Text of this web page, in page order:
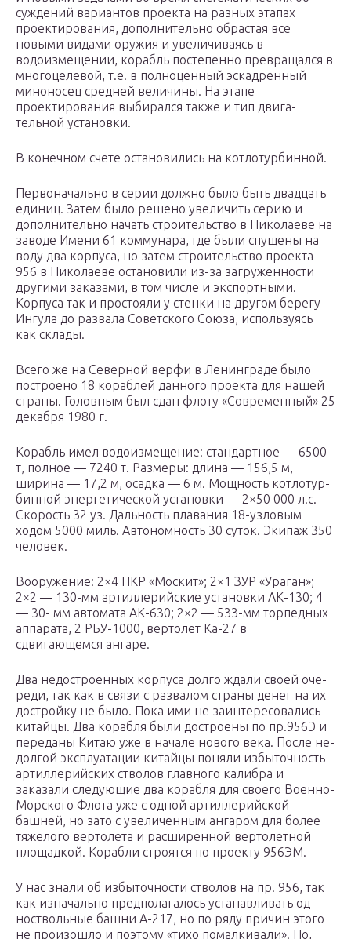
суждений вариантов проекта на разных этапах
проек­тирования, дополнительно обрастая все
новыми вида­ми оружия и увеличиваясь в
водоизмещении, корабль постепенно превращался в
многоцелевой, т.е. в полно­ценный эскадренный
миноносец средней величины. На этапе
проектирования выбирался также и тип двига­
тельной установки.
В конечном счете остановились на котлотурбинной.
Первоначально в серии должно было быть двадцать
единиц. Затем было решено увеличить серию и
допол­нительно начать строительство в Николаеве на
заводе Имени 61 коммунара, где были спущены на
воду два корпуса, но затем строительство проекта
956 в Николаеве остановили из-за загруженности
другими зака­зами, в том числе и экспортными.
Корпуса так и про­стояли у стенки на другом берегу
Ингула до развала Советского Союза, используясь
как склады.
Всего же на Северной верфи в Ленинграде было
построено 18 кораблей данного проекта для нашей
страны. Головным был сдан флоту «Современный» 25
декабря 1980 г.
Корабль имел водоизмещение: стандартное — 6500
т, полное — 7240 т. Размеры: длина — 156,5 м,
ширина — 17,2 м, осадка — 6 м. Мощность котлотур­
бинной энергетической установки — 2×50 000 л.с.
Скорость 32 уз. Дальность плавания 18-узловым
ходом 5000 миль. Автономность 30 суток. Экипаж 350
человек.
Вооружение: 2×4 ПКР «Москит»; 2×1 ЗУР «Ураган»;
2×2 — 130-мм артиллерийские установки АК-130; 4
— 30- мм автомата АК-630; 2×2 — 533-мм торпедных
аппара­та, 2 РБУ-1000, вертолет Ка-27 в
сдвигающемся ангаре.
Два недостроенных корпуса долго ждали своей оче­
реди, так как в связи с развалом страны денег на их
достройку не было. Пока ими не заинтересовались
китайцы. Два корабля были достроены по пр.956Э и
переданы Китаю уже в начале нового века. После не­
долгой эксплуатации китайцы поняли избыточность
артиллерийских стволов главного калибра и
заказали следующие два корабля для своего Военно-
Морского Флота уже с одной артиллерийской
башней, но зато с увеличенным ангаром для более
тяжелого вертолета и расширенной вертолетной
площадкой. Корабли стро­ятся по проекту 956ЭМ.
У нас знали об избыточности стволов на пр. 956, так
как изначально предполагалось устанавливать од­
ноствольные башни А-217, но по ряду причин этого
не произошло и поэтому «тихо помалкивали». Но,